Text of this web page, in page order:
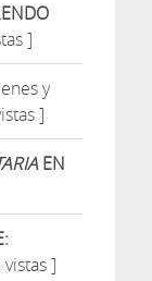
]
y
]
EN
]